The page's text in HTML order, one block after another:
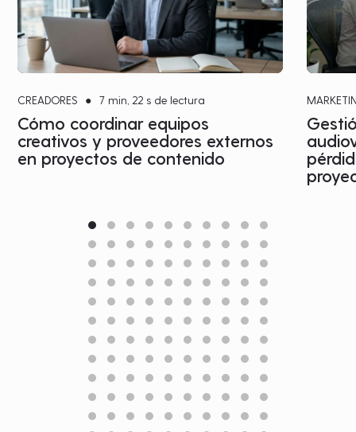
CREADORES ● 7 min, 22 s de lectura
Cómo coordinar equipos
creativos y proveedores externos
en proyectos de contenido